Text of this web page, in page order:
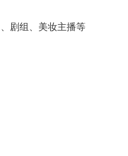
剧组、美妆主播等